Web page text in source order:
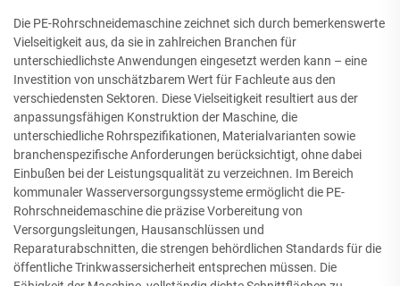
Die PE-Rohrschneidemaschine zeichnet sich durch bemerkenswerte
Vielseitigkeit aus, da sie in zahlreichen Branchen für
unterschiedlichste Anwendungen eingesetzt werden kann – eine
Investition von unschätzbarem Wert für Fachleute aus den
verschiedensten Sektoren. Diese Vielseitigkeit resultiert aus der
anpassungsfähigen Konstruktion der Maschine, die
unterschiedliche Rohrspezifikationen, Materialvarianten sowie
branchenspezifische Anforderungen berücksichtigt, ohne dabei
Einbußen bei der Leistungsqualität zu verzeichnen. Im Bereich
kommunaler Wasserversorgungssysteme ermöglicht die PE-
Rohrschneidemaschine die präzise Vorbereitung von
Versorgungsleitungen, Hausanschlüssen und
Reparaturabschnitten, die strengen behördlichen Standards für die
öffentliche Trinkwassersicherheit entsprechen müssen. Die